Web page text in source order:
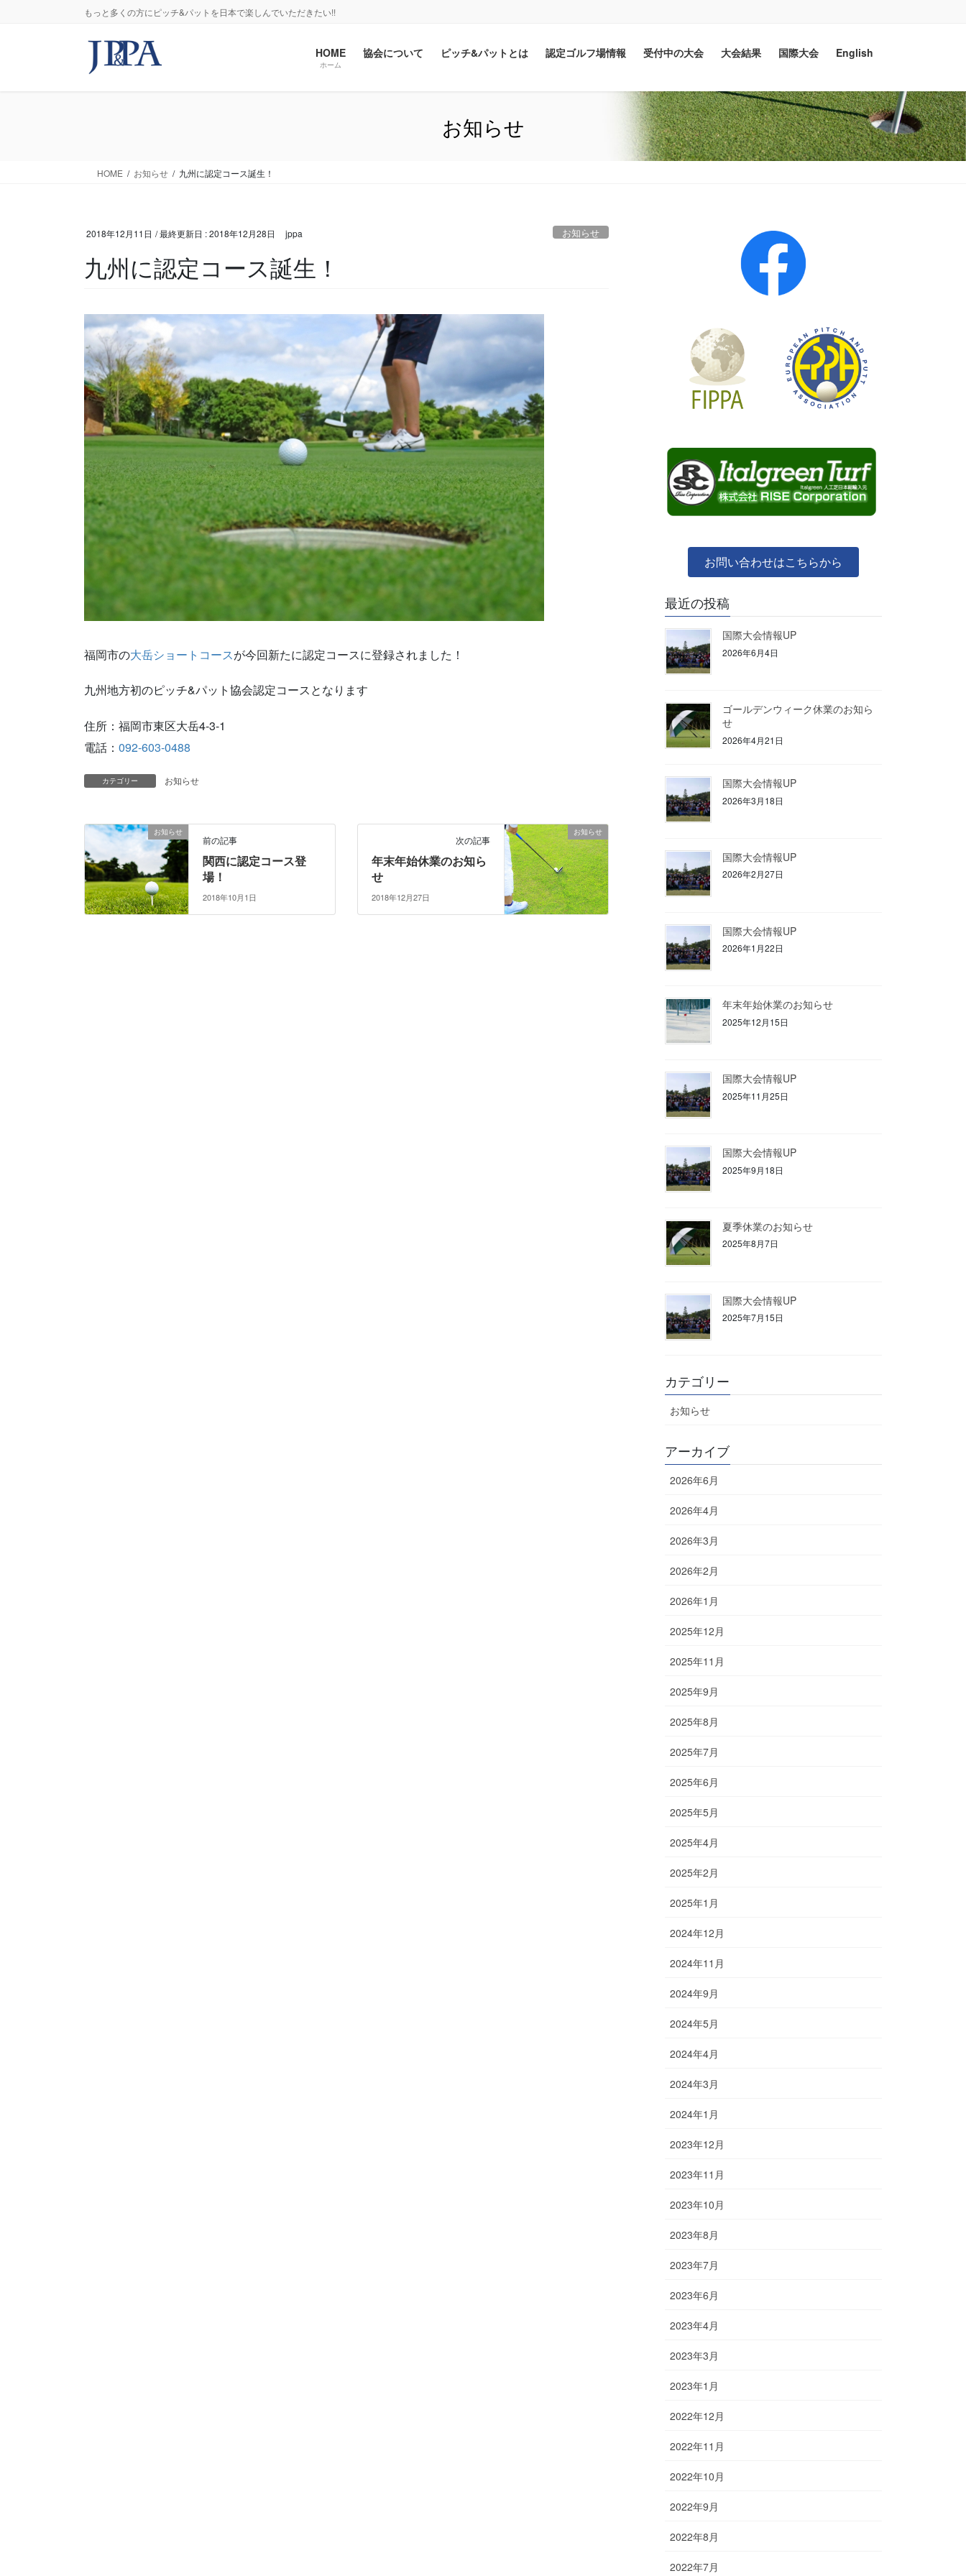
もっと多くの方にピッチ&パットを日本で楽しんでいただきたい!!
HOME
ホーム
協会について ピッチ&パットとは 認定ゴルフ場情報 受付中の大会 大会結果 国際大会 English
お知らせ
HOME お知らせ 九州に認定コース誕生！
2018年12月11日 / 最終更新日 :2018年12月28日 jppa お知らせ
九州に認定コース誕生！
福岡市の大岳ショートコースが今回新たに認定コースに登録されました！
九州地方初のピッチ&パット協会認定コースとなります
住所：福岡市東区大岳4-3-1
電話： 092-603-0488
カテゴリー お知らせ
お知らせ
前の記事
関西に認定コース登
場！
2018年10月1日
お知らせ
次の記事
年末年始休業のお知ら
せ
2018年12月27日
お問い合わせはこちらから
最近の投稿
国際大会情報UP
2026年6月4日
ゴールデンウィーク休業のお知ら
せ
2026年4月21日
国際大会情報UP
2026年3月18日
国際大会情報UP
2026年2月27日
国際大会情報UP
2026年1月22日
年末年始休業のお知らせ
2025年12月15日
国際大会情報UP
2025年11月25日
国際大会情報UP
2025年9月18日
夏季休業のお知らせ
2025年8月7日
国際大会情報UP
2025年7月15日
カテゴリー
お知らせ
アーカイブ
2026年6月
2026年4月
2026年3月
2026年2月
2026年1月
2025年12月
2025年11月
2025年9月
2025年8月
2025年7月
2025年6月
2025年5月
2025年4月
2025年2月
2025年1月
2024年12月
2024年11月
2024年9月
2024年5月
2024年4月
2024年3月
2024年1月
2023年12月
2023年11月
2023年10月
2023年8月
2023年7月
2023年6月
2023年4月
2023年3月
2023年1月
2022年12月
2022年11月
2022年10月
2022年9月
2022年8月
2022年7月